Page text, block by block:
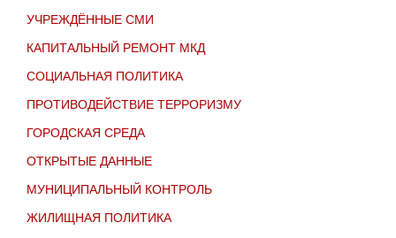
УЧРЕЖДЁННЫЕ СМИ
КАПИТАЛЬНЫЙ РЕМОНТ МКД
СОЦИАЛЬНАЯ ПОЛИТИКА
ПРОТИВОДЕЙСТВИЕ ТЕРРОРИЗМУ
ГОРОДСКАЯ СРЕДА
ОТКРЫТЫЕ ДАННЫЕ
МУНИЦИПАЛЬНЫЙ КОНТРОЛЬ
ЖИЛИЩНАЯ ПОЛИТИКА